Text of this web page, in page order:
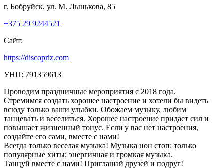
г. Бобруйск, ул. М. Лынькова, 85
+375 29 9244521
Сайт:
https://discopriz.com
УНП: 791359613
Проводим праздничные мероприятия с 2018 года.
Стремимся создать хорошее настроение и хотели бы видеть
всюду только ваши улыбки. Обожаем музыку, любим
танцевать и веселиться. Хорошее настроение придает сил и
повышает жизненный тонус. Если у вас нет настроения,
создайте его сами, вместе с нами!
Всегда только веселая музыка! Музыка нон стоп: только
популярные хиты; энергичная и громкая музыка.
Танцуй вместе с нами! Приглашай друзей и подруг!